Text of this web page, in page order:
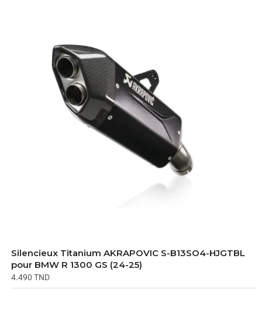
Silencieux Titanium AKRAPOVIC S-B13SO4-HJGTBL
pour BMW R 1300 GS (24-25)
4.490 TND